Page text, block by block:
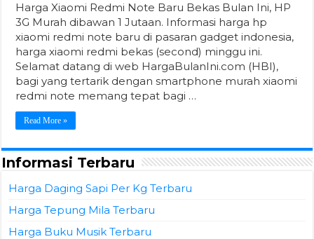
Harga Xiaomi Redmi Note Baru Bekas Bulan Ini, HP
3G Murah dibawan 1 Jutaan. Informasi harga hp
xiaomi redmi note baru di pasaran gadget indonesia,
harga xiaomi redmi bekas (second) minggu ini.
Selamat datang di web HargaBulanIni.com (HBI),
bagi yang tertarik dengan smartphone murah xiaomi
redmi note memang tepat bagi …
Read More »
Informasi Terbaru
Harga Daging Sapi Per Kg Terbaru
Harga Tepung Mila Terbaru
Harga Buku Musik Terbaru